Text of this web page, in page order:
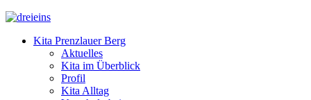
Kita Prenzlauer Berg
Aktuelles
Kita im Überblick
Profil
Kita Alltag